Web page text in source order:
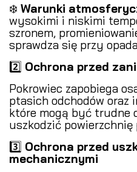
❄️ Warunki
wysokimi i niskimi
szronem,
sprawdza się przy
2️⃣ Ochrona przed
Pokrowiec zapobiega
ptasich odchodów oraz
które mogą być trudne
uszkodzić powierzchnię
3️⃣ Ochrona przed
mechanicznymi